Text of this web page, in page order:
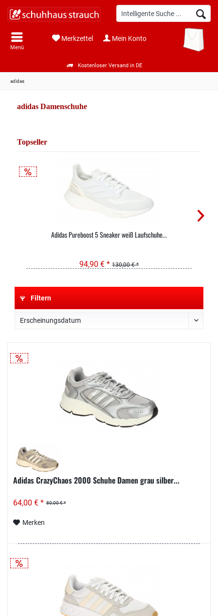
Kostenloser Versand in DE
Menü
Merkzettel Mein Konto
adidas
adidas Damenschuhe
Topseller
Adidas Pureboost 5 Sneaker weiß Laufschuhe...
94,90 € * 130,00 € *
Filtern
Adidas CrazyChaos 2000 Schuhe Damen grau silber...
80,00 € *
64,00 € *
Merken